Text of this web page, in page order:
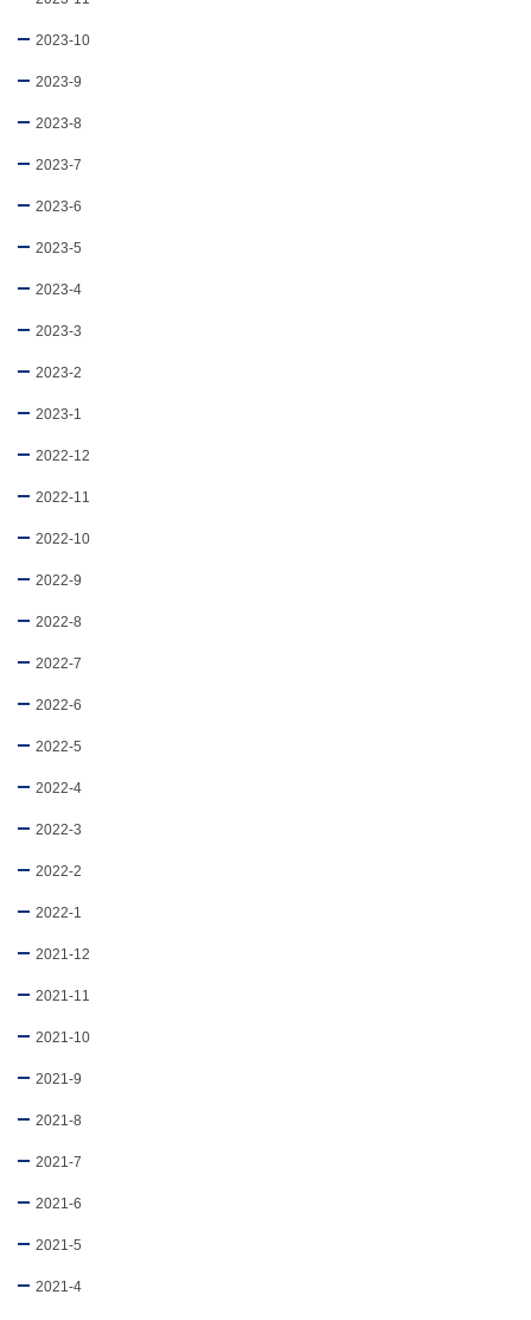
2023-10
2023-9
2023-8
2023-7
2023-6
2023-5
2023-4
2023-3
2023-2
2023-1
2022-12
2022-11
2022-10
2022-9
2022-8
2022-7
2022-6
2022-5
2022-4
2022-3
2022-2
2022-1
2021-12
2021-11
2021-10
2021-9
2021-8
2021-7
2021-6
2021-5
2021-4